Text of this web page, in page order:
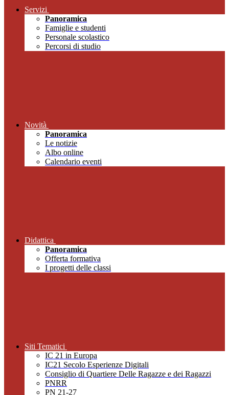
Servizi
Panoramica
Famiglie e studenti
Personale scolastico
Percorsi di studio
Novità
Panoramica
Le notizie
Albo online
Calendario eventi
Didattica
Panoramica
Offerta formativa
I progetti delle classi
Siti Tematici
IC 21 in Europa
IC21 Secolo Esperienze Digitali
Consiglio di Quartiere Delle Ragazze e dei Ragazzi
PNRR
PN 21-27